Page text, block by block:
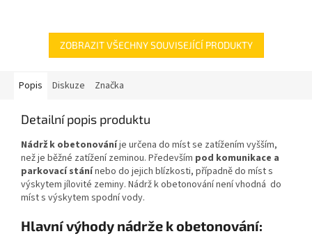
ZOBRAZIT VŠECHNY SOUVISEJÍCÍ PRODUKTY
Popis Diskuze Značka
Detailní popis produktu
Nádrž k obetonováníje určena do míst se zatížením vyšším,
než je běžné zatížení zeminou. Především pod komunikace a
parkovací stánínebo do jejich blízkosti, případně do míst s
výskytem jílovité zeminy. Nádrž k obetonování není vhodná do
míst s výskytem spodní vody.
Hlavní výhody nádrže k obetonování: